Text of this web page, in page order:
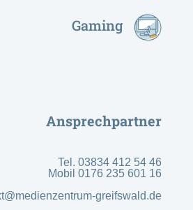
Gaming
Ansprechpartner
Tel. 03834 412 54 46
Mobil 0176 235 601 16
greifswald.de